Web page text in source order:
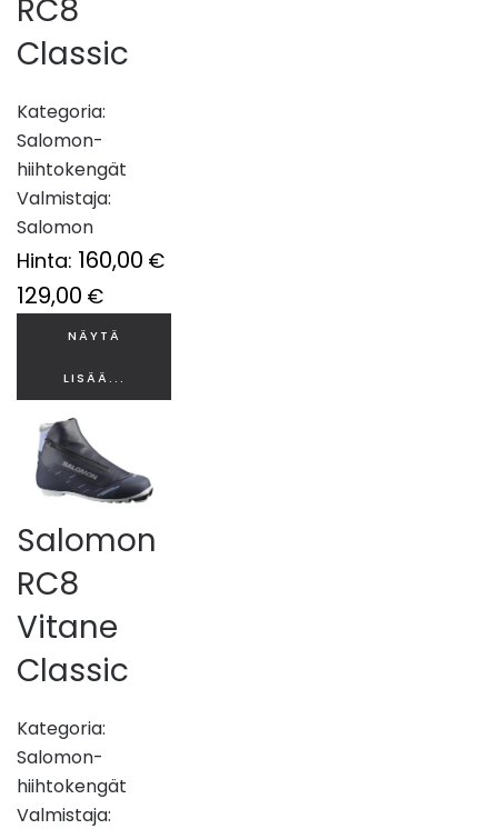
RC8
Classic
Kategoria:
Salomon-
hiihtokengät
Valmistaja:
Salomon
Hinta: 160,00 €
129,00 €
NÄYTÄ
LISÄÄ...
Salomon
RC8
Vitane
Classic
Kategoria:
Salomon-
hiihtokengät
Valmistaja: